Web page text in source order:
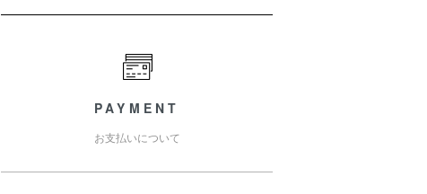
PAYMENT
お支払いについて